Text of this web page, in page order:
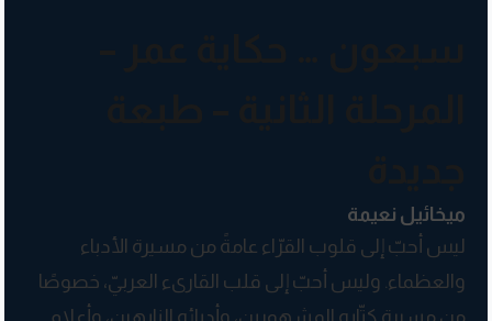
ميخائيل نعيمة
ليس أحبّ إلى قلوب القرّاء عامةً من مسيرة الأدباء
والعظماء. وليس أحبّ إلى قلب القارىء العربيّ، خصوصًا
من مسيرة كتّابه المشهورين، وأدبائه النابهين، وأعلام